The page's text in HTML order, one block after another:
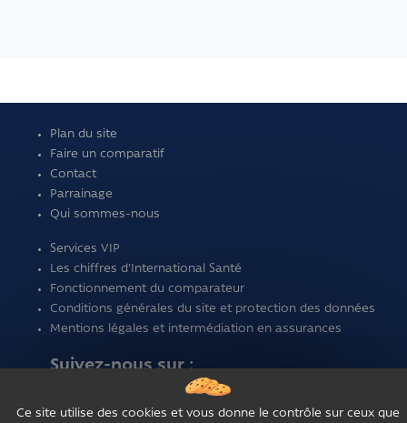
Plan du site
Faire un comparatif
Contact
Parrainage
Qui sommes-nous
Services VIP
Les chiffres d'International Santé
Fonctionnement du comparateur
Conditions générales du site et protection des données
Mentions légales et intermédiation en assurances
Suivez-nous sur :
Ce site utilise des cookies et vous donne le contrôle sur ceux que